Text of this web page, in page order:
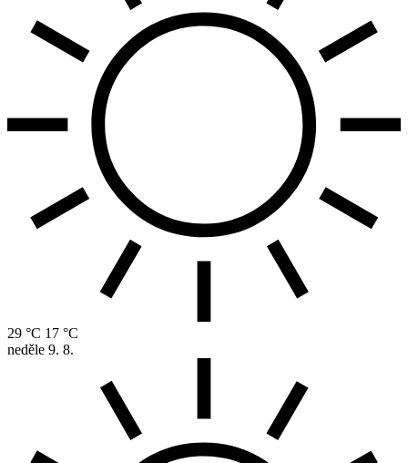
29 °C 17 °C
neděle 9. 8.